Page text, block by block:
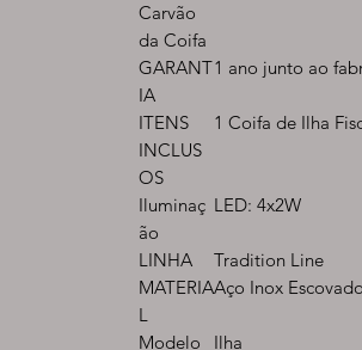
Carvão
da Coifa
GARANT
IA
1 ano junto ao
ITENS
INCLUS
OS
1 Coifa de Ilha
Iluminaç
ão
LED: 4x2W
LINHA
Tradition Line
MATERIA
L
Aço Inox Escovado
Modelo
Ilha